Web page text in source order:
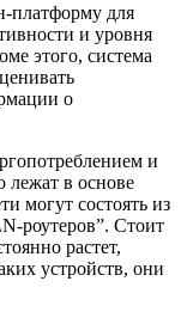
платформу для
и уровня
этого, система
о
и
лежат в основе
могут состоять из
роутеров”. Стоит
растет,
устройств, они